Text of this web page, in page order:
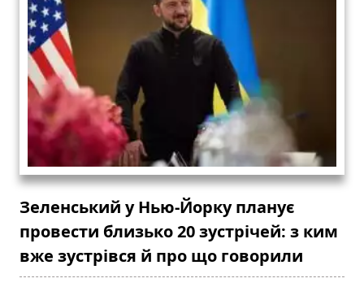
Зеленський у Нью-Йорку планує
провести близько 20 зустрічей: з ким
вже зустрівся й про що говорили